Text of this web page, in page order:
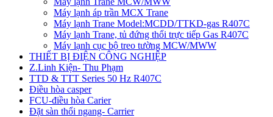
Máy lạnh áp trần MCX Trane
Máy lạnh Trane Model:MCDD/TTKD-gas R407C
Máy lạnh Trane, tủ đứng thổi trực tiếp Gas R407C
Máy lạnh cục bộ treo tường MCW/MWW
THIẾT BỊ ĐIỆN CÔNG NGHIỆP
Z.Linh Kiện- Thu Phạm
TTD & TTT Series 50 Hz R407C
Điều hòa casper
FCU-điều hòa Carier
Đặt sàn thổi ngang- Carrier